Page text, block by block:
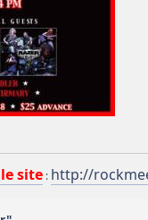
site: http://